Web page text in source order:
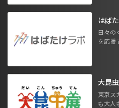
はば
日々の
を応援
大昆
東京ス
も大人